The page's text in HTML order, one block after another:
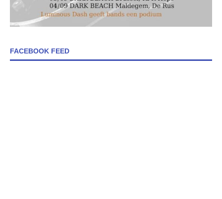
FACEBOOK FEED